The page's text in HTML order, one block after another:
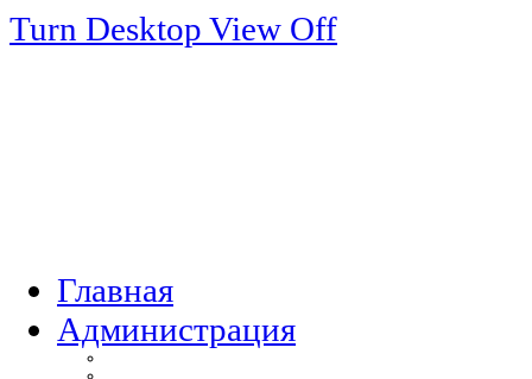
Turn Desktop View Off
Главная
Администрация